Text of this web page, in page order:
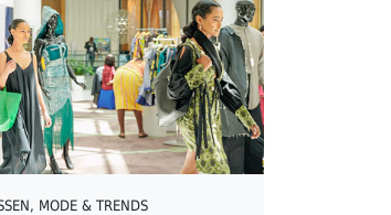
MODE & TRENDS